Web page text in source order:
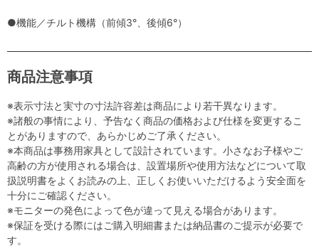
●機能／チルト機構（前傾3°、後傾6°）
商品注意事項
※表示寸法と実寸の寸法許容差は商品により若干異なります。
※諸般の事情により、予告なく商品の価格および仕様を変更するこ
とがありますので、あらかじめご了承ください。
※本商品は事務用家具として設計されています。小さなお子様やご
高齢の方が使用される場合は、設置場所や使用方法などについて取
扱説明書をよくお読みの上、正しくお使いいただけるよう安全面を
十分にご確認ください。
※モニターの発色によって色が違って見える場合があります。
※保証を受ける際にはご購入明細書または納品書のご提示が必要で
す。